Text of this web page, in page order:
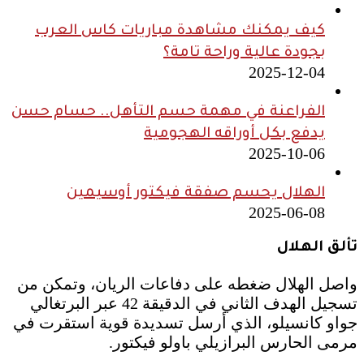
كيف يمكنك مشاهدة مباريات كاس العرب
بجودة عالية وراحة تامة؟
2025-12-04
الفراعنة في مهمة حسم التأهل.. حسام حسن
يدفع بكل أوراقه الهجومية
2025-10-06
الهلال يحسم صفقة فيكتور أوسيمين
2025-06-08
تألق الهلال
واصل الهلال ضغطه على دفاعات الريان، وتمكن من
تسجيل الهدف الثاني في الدقيقة 42 عبر البرتغالي
جواو كانسيلو، الذي أرسل تسديدة قوية استقرت في
مرمى الحارس البرازيلي باولو فيكتور.